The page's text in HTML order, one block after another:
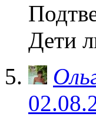
Дети